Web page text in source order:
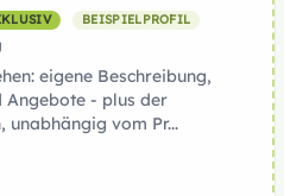
BEISPIELPROFIL
eigene Beschreibung,
Angebote - plus der
unabhängig vom Pr...